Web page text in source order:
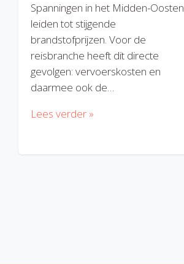
Spanningen in het Midden-Oosten
leiden tot stijgende
brandstofprijzen. Voor de
reisbranche heeft dit directe
gevolgen: vervoerskosten en
daarmee ook de…
Lees verder »